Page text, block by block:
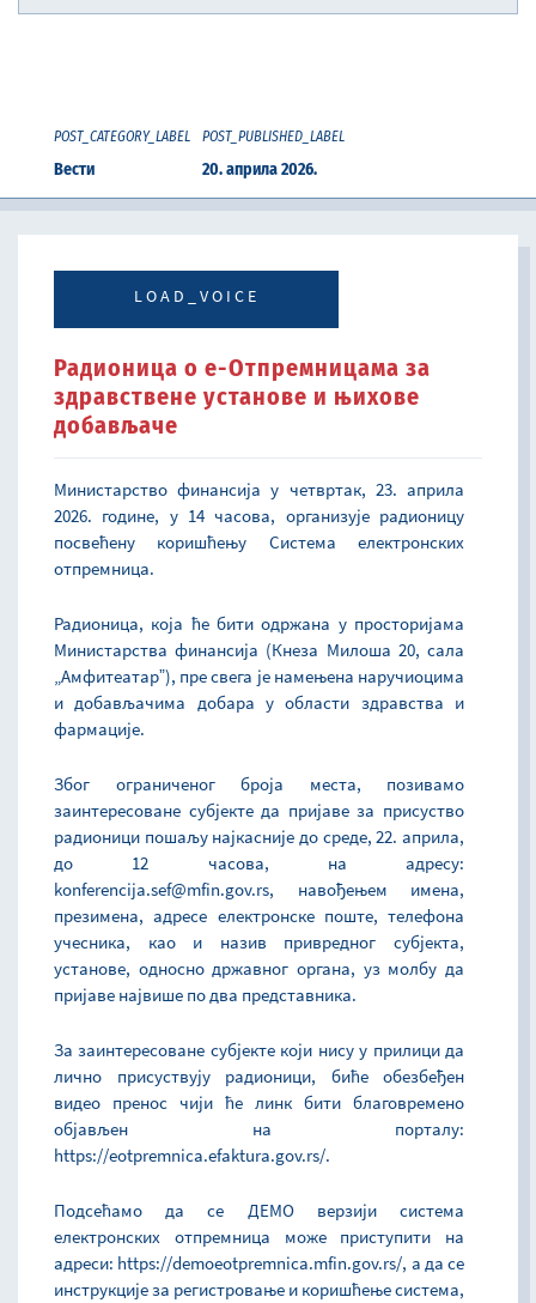
POST_CATEGORY_LABEL
Вести
POST_PUBLISHED_LABEL
20. априла 2026.
LOAD_VOICE
Радионица о е-Отпремницама за
здравствене установе и њихове
добављаче
Министарство финансија у четвртак, 23. априла
2026. године, у 14 часова, организује радионицу
посвећену коришћењу Система електронских
отпремница.
Радионица, која ће бити одржана у просторијама
Министарства финансија (Кнеза Милоша 20, сала
„Амфитеатарˮ), пре свега је намењена наручиоцима
и добављачима добара у области здравства и
фармације.
Због ограниченог броја места, позивамо
заинтересоване субјекте да пријаве за присуство
радионици пошаљу најкасније до среде, 22. априла,
до 12 часова, на адресу:
konferencija.sef@mfin.gov.rs, навођењем имена,
презимена, адресе електронске поште, телефона
учесника, као и назив привредног субјекта,
установе, односно државног органа, уз молбу да
пријаве највише по два представника.
За заинтересоване субјекте који нису у прилици да
лично присуствују радионици, биће обезбеђен
видео пренос чији ће линк бити благовремено
објављен на порталу:
https://eotpremnica.efaktura.gov.rs/.
Подсећамо да се ДЕМО верзији система
електронских отпремница може приступити на
адреси: https://demoeotpremnica.mfin.gov.rs/, а да се
инструкције за регистровање и коришћење система,